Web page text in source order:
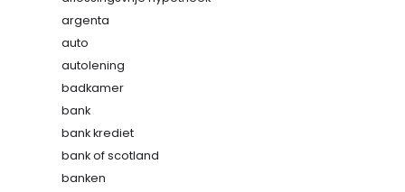
argenta
auto
autolening
badkamer
bank
bank krediet
bank of scotland
banken